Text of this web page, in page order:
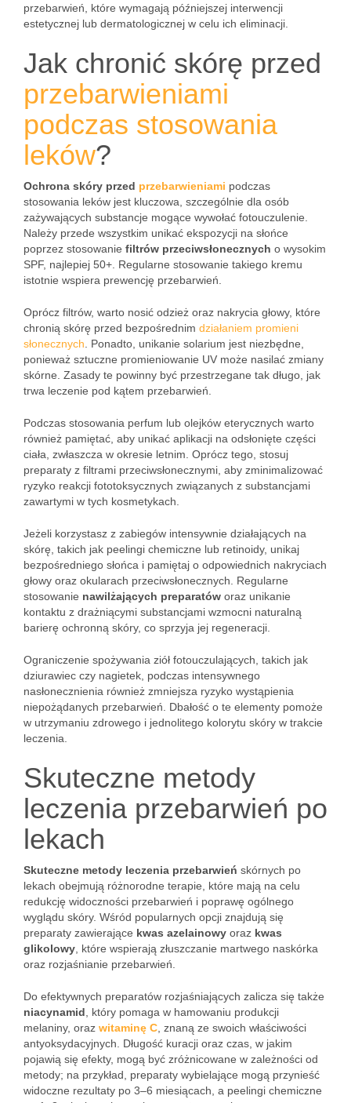
przebarwień, które wymagają późniejszej interwencji
estetycznej lub dermatologicznej w celu ich eliminacji.
Jak chronić skórę przed
przebarwieniami
podczas stosowania
leków?
Ochrona skóry przed przebarwieniami podczas
stosowania leków jest kluczowa, szczególnie dla osób
zażywających substancje mogące wywołać fotouczulenie.
Należy przede wszystkim unikać ekspozycji na słońce
poprzez stosowanie filtrów przeciwsłonecznych o wysokim
SPF, najlepiej 50+. Regularne stosowanie takiego kremu
istotnie wspiera prewencję przebarwień.
Oprócz filtrów, warto nosić odzież oraz nakrycia głowy, które
chronią skórę przed bezpośrednim działaniem promieni
słonecznych . Ponadto, unikanie solarium jest niezbędne,
ponieważ sztuczne promieniowanie UV może nasilać zmiany
skórne. Zasady te powinny być przestrzegane tak długo, jak
trwa leczenie pod kątem przebarwień.
Podczas stosowania perfum lub olejków eterycznych warto
również pamiętać, aby unikać aplikacji na odsłonięte części
ciała, zwłaszcza w okresie letnim. Oprócz tego, stosuj
preparaty z filtrami przeciwsłonecznymi, aby zminimalizować
ryzyko reakcji fototoksycznych związanych z substancjami
zawartymi w tych kosmetykach.
Jeżeli korzystasz z zabiegów intensywnie działających na
skórę, takich jak peelingi chemiczne lub retinoidy, unikaj
bezpośredniego słońca i pamiętaj o odpowiednich nakryciach
głowy oraz okularach przeciwsłonecznych. Regularne
stosowanie nawilżających preparatów oraz unikanie
kontaktu z drażniącymi substancjami wzmocni naturalną
barierę ochronną skóry, co sprzyja jej regeneracji.
Ograniczenie spożywania ziół fotouczulających, takich jak
dziurawiec czy nagietek, podczas intensywnego
nasłonecznienia również zmniejsza ryzyko wystąpienia
niepożądanych przebarwień. Dbałość o te elementy pomoże
w utrzymaniu zdrowego i jednolitego kolorytu skóry w trakcie
leczenia.
Skuteczne metody
leczenia przebarwień po
lekach
Skuteczne metody leczenia przebarwień skórnych po
lekach obejmują różnorodne terapie, które mają na celu
redukcję widoczności przebarwień i poprawę ogólnego
wyglądu skóry. Wśród popularnych opcji znajdują się
preparaty zawierające kwas azelainowy oraz kwas
glikolowy , które wspierają złuszczanie martwego naskórka
oraz rozjaśnianie przebarwień.
Do efektywnych preparatów rozjaśniających zalicza się także
niacynamid , który pomaga w hamowaniu produkcji
melaniny, oraz witaminę C , znaną ze swoich właściwości
antyoksydacyjnych. Długość kuracji oraz czas, w jakim
pojawią się efekty, mogą być zróżnicowane w zależności od
metody; na przykład, preparaty wybielające mogą przynieść
widoczne rezultaty po 3–6 miesiącach, a peelingi chemiczne